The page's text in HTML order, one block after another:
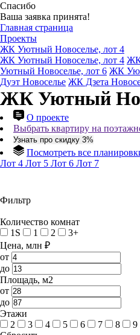
Спасибо
Ваша заявка принята!
Главная страница
Проекты
ЖК Уютный Новоселье, лот 4
ЖК Уютный Новоселье, лот 4 ЖК
Уютный Новоселье, лот 6 ЖК
Дуэт Новоселье ЖК Дзета
ЖК Уютный
О проекте
Выбрать квартиру на
Узнать про скидку 3%
Посмотреть все
Лот 4 Лот 5 Лот 6 Лот 7
Фильтр
Количество комнат
1S
1 2
3+
Цена, млн ₽
от
до
Площадь, м2
от
до
Этажи
2
3 4 5 6 7 8
9